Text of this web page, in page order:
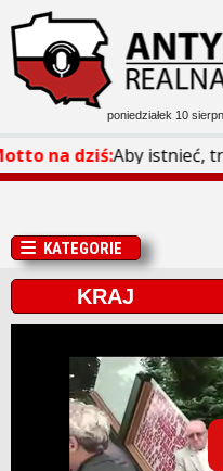
poniedziałek 10
Filmoteka
Rozmaitości
na dziś:Aby istnieć,
KATEGORIE
KRAJ